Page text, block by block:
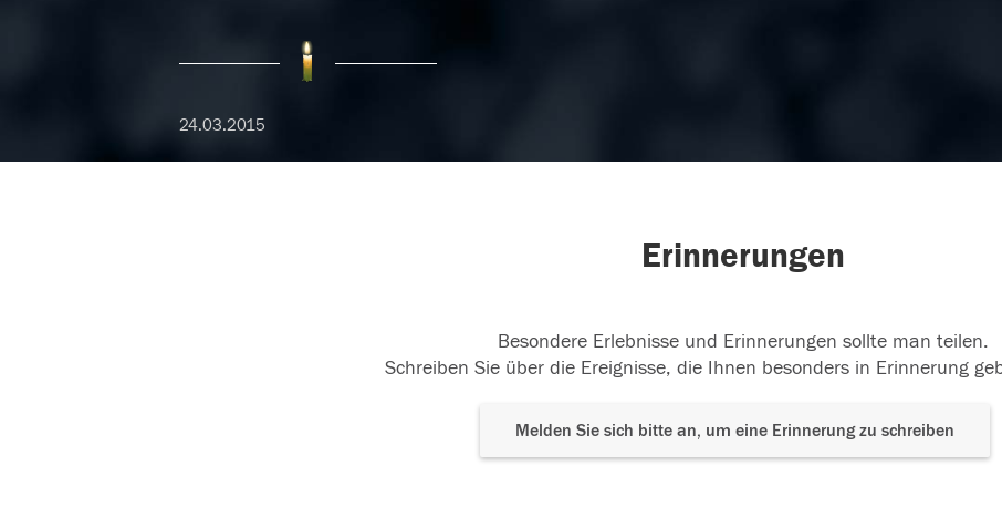
24.03.2015
Erinnerungen
Besondere Erlebnisse und Erinnerungen sollte man teilen.
Schreiben Sie über die Ereignisse, die Ihnen besonders in Erinnerung
Melden Sie sich bitte an, um eine Erinnerung zu schreiben